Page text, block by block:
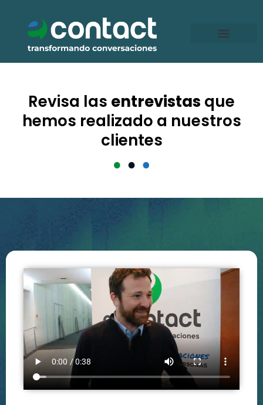
contenido
Revisa las entrevistas que
hemos realizado a nuestros
clientes